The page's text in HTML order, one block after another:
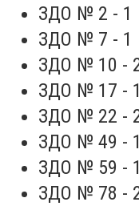
ЗДО № 2 - 1
ЗДО № 7 - 1
ЗДО № 10 -
ЗДО № 17 -
ЗДО № 22 -
ЗДО № 49 -
ЗДО № 59 -
ЗДО № 78 -